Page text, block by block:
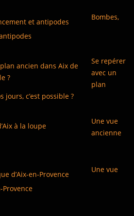
Bombes,
Se repérer
avec un
plan
jours, c’est possible ?
Une vue
ancienne
Une vue
Provence